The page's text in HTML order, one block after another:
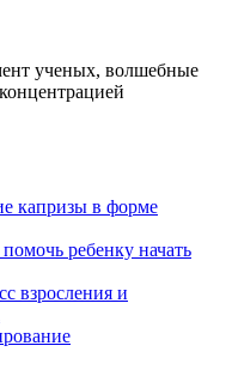
ученых, волшебные
капризы в форме
ребенку начать
взросления и